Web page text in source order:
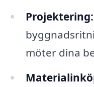
Projektering:
möter dina